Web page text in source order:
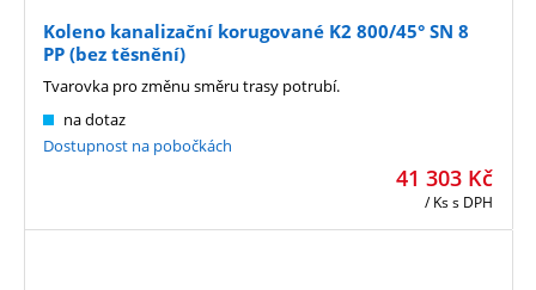
Koleno kanalizační korugované K2 800/45° SN 8
PP (bez těsnění)
41 303 Kč
/ Kss DPH
na dotaz
Dostupnost na pobočkách
Tvarovka pro změnu směru trasy potrubí.